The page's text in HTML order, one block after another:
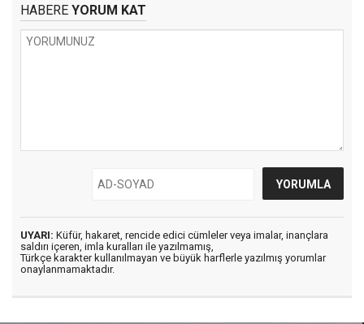
HABERE YORUM KAT
UYARI: Küfür, hakaret, rencide edici cümleler veya imalar, inançlara
saldırı içeren, imla kuralları ile yazılmamış,
Türkçe karakter kullanılmayan ve büyük harflerle yazılmış yorumlar
onaylanmamaktadır.